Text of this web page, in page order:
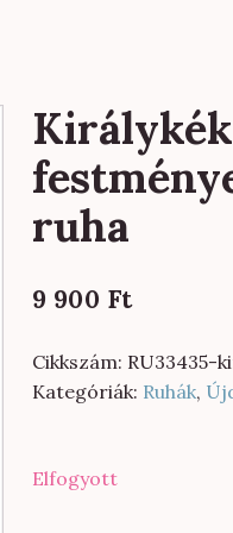
ruha
9 900 Ft
Cikkszám: RU33435-
Kategóriák: Ruhák,
Elfogyott